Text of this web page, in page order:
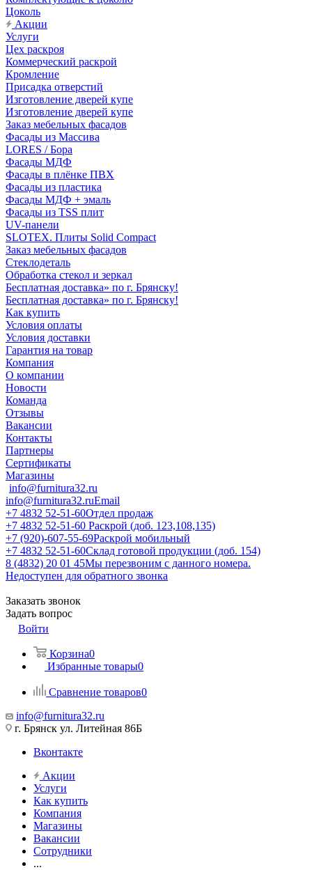
Цоколь
Акции
Услуги
Цех раскроя
Коммерческий раскрой
Кромление
Присадка отверстий
Изготовление дверей купе
Изготовление дверей купе
Заказ мебельных фасадов
Фасады из Массива
LORES / Бора
Фасады МДФ
Фасады в плёнке ПВХ
Фасады из пластика
Фасады МДФ + эмаль
Фасады из TSS плит
UV-панели
SLOTEX. Плиты Solid Compact
Заказ мебельных фасадов
Стеклодеталь
Обработка стекол и зеркал
Бесплатная доставка» по г. Брянску!
Бесплатная доставка» по г. Брянску!
Как купить
Условия оплаты
Условия доставки
Гарантия на товар
Компания
О компании
Новости
Команда
Отзывы
Вакансии
Контакты
Партнеры
Сертификаты
Магазины
info@furnitura32.ru
info@furnitura32.ruEmail
+7 4832 52-51-60Отдел продаж
+7 4832 52-51-60 Раскрой (доб. 123,108,135)
+7 (920)-607-55-69Раскрой мобильный
+7 4832 52-51-60Склад готовой продукции (доб. 154)
8 (4832) 20 01 45Мы перезвоним с данного номера.
Недоступен для обратного звонка
Заказать звонок
Задать вопрос
Войти
Корзина0
Избранные товары0
Сравнение товаров0
info@furnitura32.ru
г. Брянск ул. Литейная 86Б
Вконтакте
Акции
Услуги
Как купить
Компания
Магазины
Вакансии
Сотрудники
...